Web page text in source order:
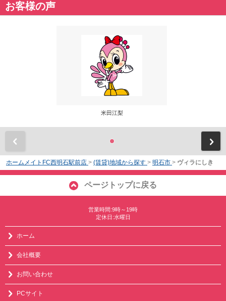
お客様の声
米田江梨
ホームメイトFC西明石駅前店 > (賃貸)地域から探す > 明石市 > ヴィラにしき
ページトップに戻る
営業時間:9時～19時
定休日:水曜日
ホーム
会社概要
お問い合わせ
PCサイト